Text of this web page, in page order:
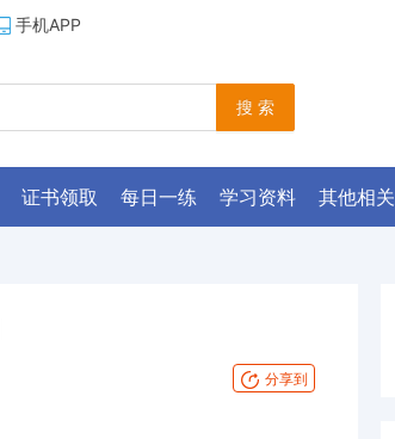
手机APP
搜 索
证书领取 每日一练 学习资料 其他相关
分享到